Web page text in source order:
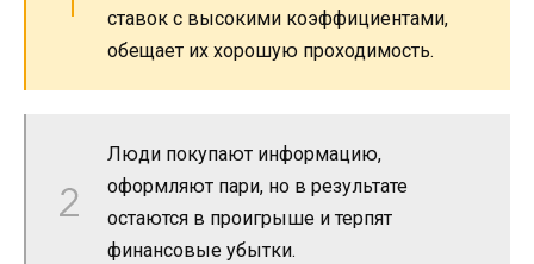
ставок с высокими коэффициентами,
обещает их хорошую проходимость.
Люди покупают информацию,
оформляют пари, но в результате
остаются в проигрыше и терпят
финансовые убытки.